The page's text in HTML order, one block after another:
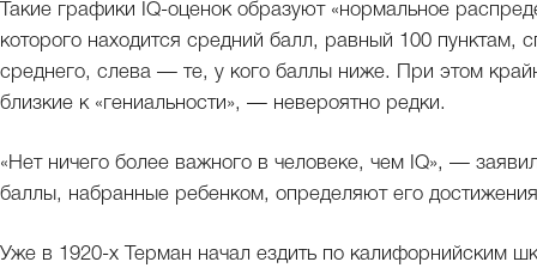
Такие графики IQ-оценок образуют «нормальное
которого находится средний балл, равный 100
среднего, слева — те, у кого баллы ниже. При этом
близкие к «гениальности», — невероятно редки.
«Нет ничего более важного в человеке, чем IQ», —
баллы, набранные ребенком, определяют его
Уже в 1920-х Терман начал ездить по калифорнийским